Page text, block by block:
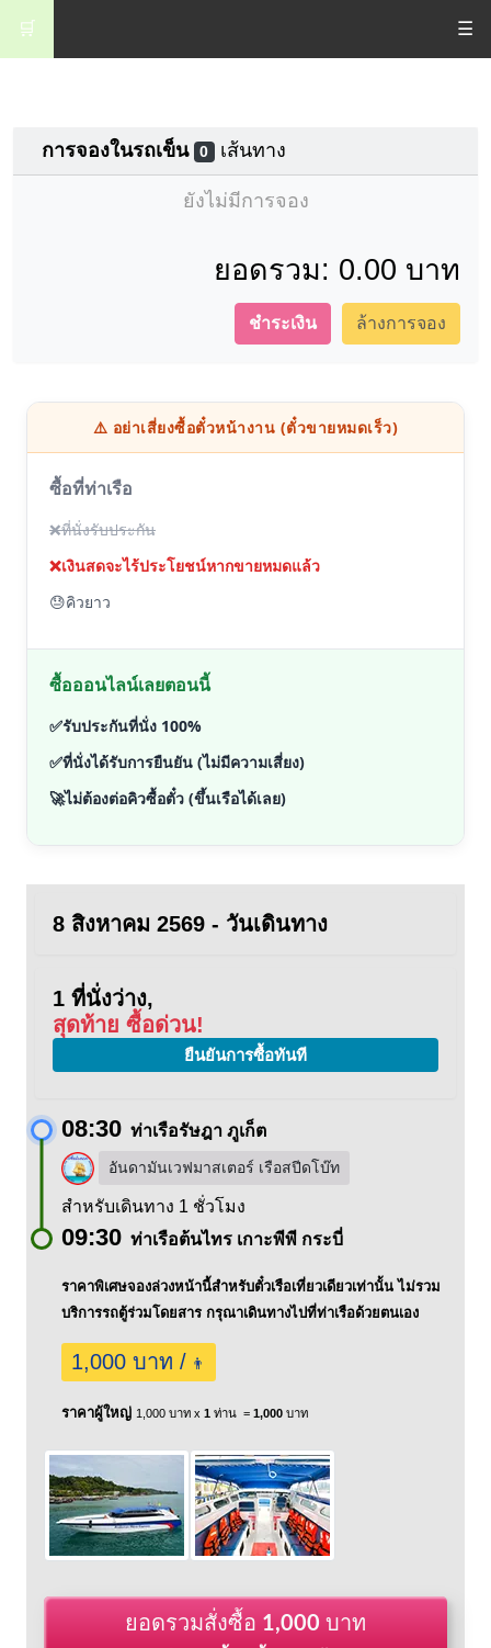
🛒 ☰
การจองในรถเข็น 0 เส้นทาง
ยังไม่มีการจอง
ยอดรวม: 0.00 บาท
ชำระเงิน ล้างการจอง
⚠️ อย่าเสี่ยงซื้อตั๋วหน้างาน (ตั๋วขายหมดเร็ว)
ซื้อที่ท่าเรือ
❌ที่นั่งรับประกัน
❌เงินสดจะไร้ประโยชน์หากขายหมดแล้ว
😓คิวยาว
ซื้อออนไลน์เลยตอนนี้
✅รับประกันที่นั่ง 100%
✅ที่นั่งได้รับการยืนยัน (ไม่มีความเสี่ยง)
🚀ไม่ต้องต่อคิวซื้อตั๋ว (ขึ้นเรือได้เลย)
8 สิงหาคม 2569 - วันเดินทาง
1 ที่นั่งว่าง,
สุดท้าย ซื้อด่วน!
ยืนยันการซื้อทันที
08:30 ท่าเรือรัษฎา ภูเก็ต
อันดามันเวฟมาสเตอร์ เรือสปีดโบ๊ท
สำหรับเดินทาง 1 ชั่วโมง
09:30 ท่าเรือต้นไทร เกาะพีพี กระบี่
ราคาพิเศษจองล่วงหน้านี้สำหรับตั๋วเรือเที่ยวเดียวเท่านั้น ไม่รวม
บริการรถตู้ร่วมโดยสาร กรุณาเดินทางไปที่ท่าเรือด้วยตนเอง
1,000 บาท / 👨
ราคาผู้ใหญ่ 1,000 บาท x 1 ท่าน = 1,000 บาท
ยอดรวมสั่งซื้อ 1,000 บาท